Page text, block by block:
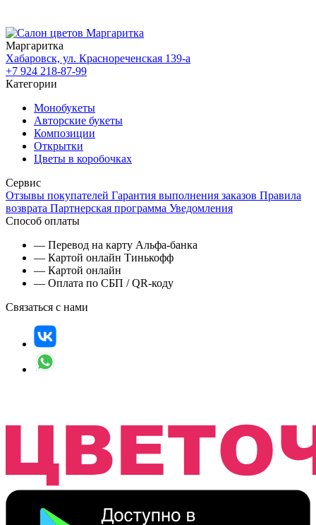
Маргаритка
Хабаровск, ул. Краснореченская 139-а
+7 924 218-87-99
Категории
Монобукеты
Авторские букеты
Композиции
Открытки
Цветы в коробочках
Сервис
Отзывы покупателей Гарантия выполнения заказов Правила
возврата Партнерская программа Уведомления
Способ оплаты
— Перевод на карту Альфа-банка
— Картой онлайн Тинькофф
— Картой онлайн
— Оплата по СБП / QR-коду
Связаться с нами